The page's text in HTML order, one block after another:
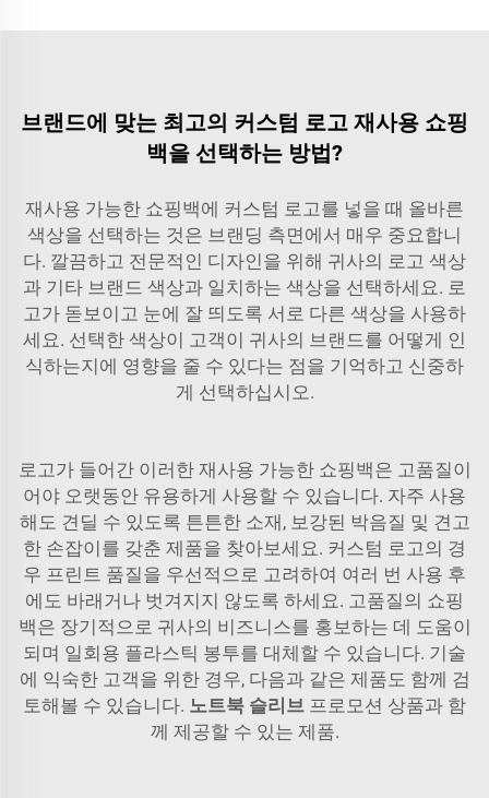
브랜드에 맞는 최고의 커스텀 로고 재사용 쇼핑
백을 선택하는 방법?
재사용 가능한 쇼핑백에 커스텀 로고를 넣을 때 올바른
색상을 선택하는 것은 브랜딩 측면에서 매우 중요합니
다. 깔끔하고 전문적인 디자인을 위해 귀사의 로고 색상
과 기타 브랜드 색상과 일치하는 색상을 선택하세요. 로
고가 돋보이고 눈에 잘 띄도록 서로 다른 색상을 사용하
세요. 선택한 색상이 고객이 귀사의 브랜드를 어떻게 인
식하는지에 영향을 줄 수 있다는 점을 기억하고 신중하
게 선택하십시오.
로고가 들어간 이러한 재사용 가능한 쇼핑백은 고품질이
어야 오랫동안 유용하게 사용할 수 있습니다. 자주 사용
해도 견딜 수 있도록 튼튼한 소재, 보강된 박음질 및 견고
한 손잡이를 갖춘 제품을 찾아보세요. 커스텀 로고의 경
우 프린트 품질을 우선적으로 고려하여 여러 번 사용 후
에도 바래거나 벗겨지지 않도록 하세요. 고품질의 쇼핑
백은 장기적으로 귀사의 비즈니스를 홍보하는 데 도움이
되며 일회용 플라스틱 봉투를 대체할 수 있습니다. 기술
에 익숙한 고객을 위한 경우, 다음과 같은 제품도 함께 검
토해볼 수 있습니다. 노트북 슬리브 프로모션 상품과 함
께 제공할 수 있는 제품.